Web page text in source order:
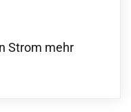
Strom mehr